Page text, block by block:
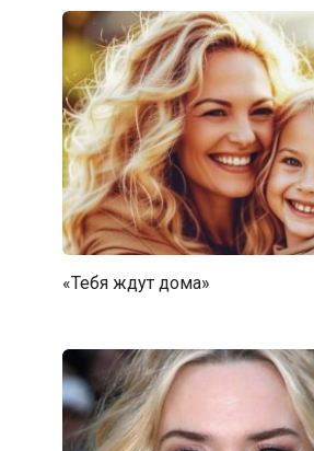
«Тебя ждут дома»